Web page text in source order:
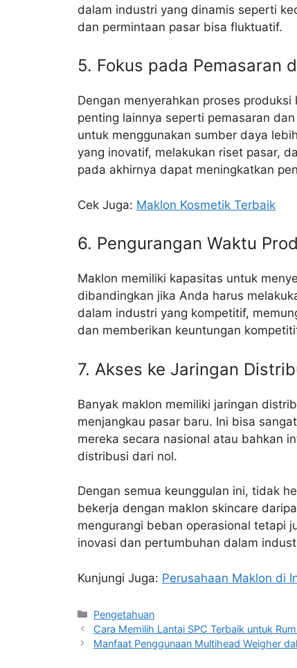
dalam industri yang dinamis seperti
dan permintaan pasar bisa fluktuatif.
5. Fokus pada Pemasaran
Dengan menyerahkan proses
penting lainnya seperti pemasaran
untuk menggunakan sumber daya
yang inovatif, melakukan riset pasar,
pada akhirnya dapat meningkatkan
Cek Juga: Maklon Kosmetik Terbaik
6. Pengurangan Waktu
Maklon memiliki kapasitas untuk
dibandingkan jika Anda harus
dalam industri yang kompetitif,
dan memberikan keuntungan
7. Akses ke Jaringan
Banyak maklon memiliki jaringan
menjangkau pasar baru. Ini bisa
mereka secara nasional atau bahkan
distribusi dari nol.
Dengan semua keunggulan ini, tidak
bekerja dengan maklon skincare
mengurangi beban operasional tetapi
inovasi dan pertumbuhan dalam
Kunjungi Juga: Perusahaan Maklon di
Kategori
Pengetahuan
Cara Memilih Lantai SPC Terbaik untuk
Manfaat Penggunaan Multihead Weigher